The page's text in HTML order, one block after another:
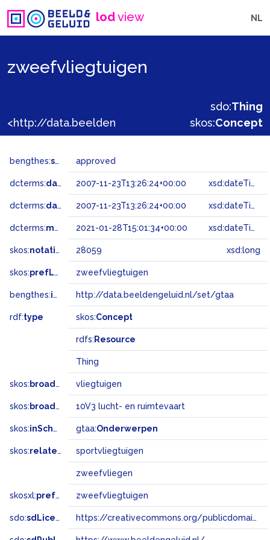
lodview NL
zweefvliegtuigen
sdo:Thing
skos:Concept
bengthes:status approved
dcterms:dateAccepted 2007-11-23T13:26:24+00:00 xsd:dateTime
dcterms:dateSubmitted 2007-11-23T13:26:24+00:00 xsd:dateTime
dcterms:modified 2021-01-28T15:01:34+00:00 xsd:dateTime
skos:notation 28059 xsd:long
skos:prefLabel zweefvliegtuigen
bengthes:inSet http://data.beeldengeluid.nl/set/gtaa
rdf:type skos:Concept
rdfs: Resource
Thing
skos: broader vliegtuigen
skos: broadMatch 10V3 lucht- en ruimtevaart
skos:inScheme gtaa:Onderwerpen
skos:related sportvliegtuigen
zweefvliegen
skosxl:prefLabel zweefvliegtuigen
sdo:sdLicense https://creativecommons.org/publicdomain/zero/1.0/